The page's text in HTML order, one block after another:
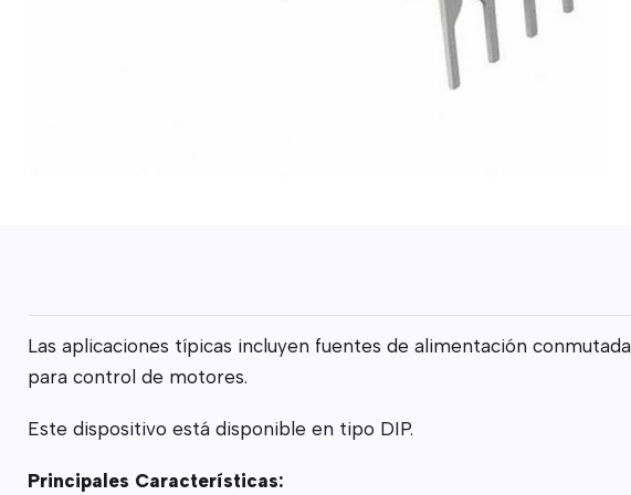
Las aplicaciones típicas incluyen fuentes de alimentación
para control de motores.
Este dispositivo está disponible en tipo DIP.
Principales Características: